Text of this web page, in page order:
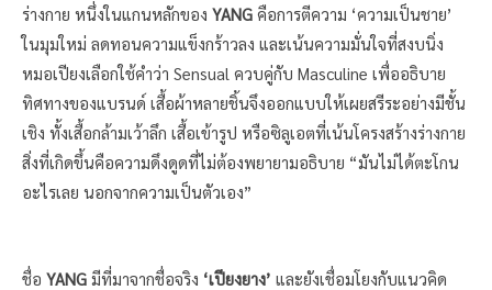
ร่างกาย หนึ่งในแกนหลักของ YANG คือการตีความ ‘ความเป็นชาย’
ในมุมใหม่ ลดทอนความแข็งกร้าวลง และเน้นความมั่นใจที่สงบนิ่ง
หมอเปียงเลือกใช้คำว่า Sensual ควบคู่กับ Masculine เพื่ออธิบาย
ทิศทางของแบรนด์ เสื้อผ้าหลายชิ้นจึงออกแบบให้เผยสรีระอย่างมีชั้น
เชิง ทั้งเสื้อกล้ามเว้าลึก เสื้อเข้ารูป หรือซิลูเอตที่เน้นโครงสร้างร่างกาย
สิ่งที่เกิดขึ้นคือความดึงดูดที่ไม่ต้องพยายามอธิบาย “มันไม่ได้ตะโกน
อะไรเลย นอกจากความเป็นตัวเอง”
ชื่อ YANG มีที่มาจากชื่อจริง ‘เปียงยาง’ และยังเชื่อมโยงกับแนวคิด